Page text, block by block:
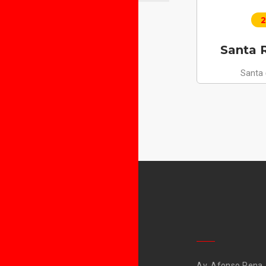
Santa
Santa